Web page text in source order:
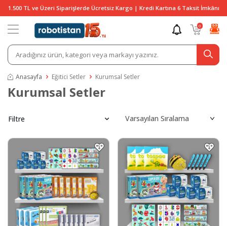
1.500 TL ve Üzeri Siparişlerde Ücretsiz Kargo | Kredi Kartına 6 Taksit İmkânı
0
Anasayfa Eğitici Setler Kurumsal Setler
Kurumsal Setler
Filtre